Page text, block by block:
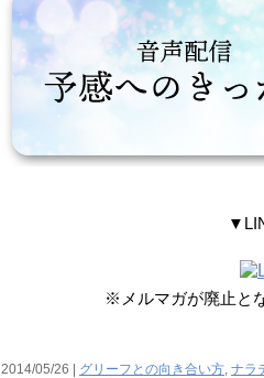
※メルマガが廃止と
2014/05/26 | グリーフとの向き合い方, ナラ